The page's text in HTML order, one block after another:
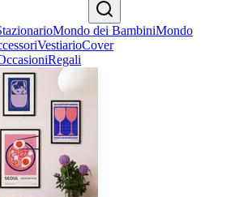
Mondo dei BambiniMondo
VestiarioCover
Regali